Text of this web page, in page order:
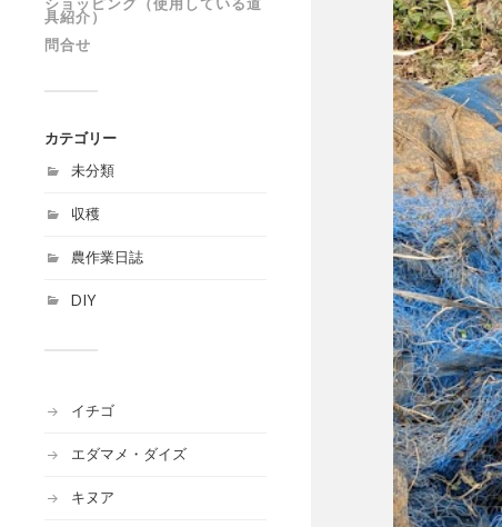
ショッピング（使用している道
具紹介）
問合せ
カテゴリー
未分類
収穫
農作業日誌
DIY
イチゴ
エダマメ・ダイズ
キヌア